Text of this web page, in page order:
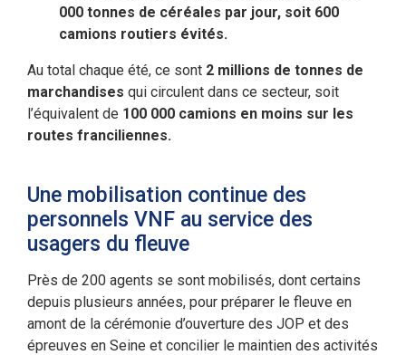
000 tonnes de céréales par jour, soit 600
camions routiers évités.
Au total chaque été, ce sont 2 millions de tonnes de
marchandises qui circulent dans ce secteur, soit
l’équivalent de 100 000 camions en moins sur les
routes franciliennes.
Une mobilisation continue des
personnels VNF au service des
usagers du fleuve
Près de 200 agents se sont mobilisés, dont certains
depuis plusieurs années, pour préparer le fleuve en
amont de la cérémonie d’ouverture des JOP et des
épreuves en Seine et concilier le maintien des activités